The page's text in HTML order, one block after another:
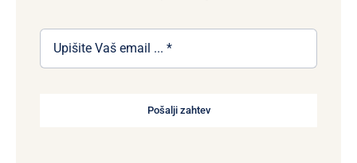
Pošalji zahtev